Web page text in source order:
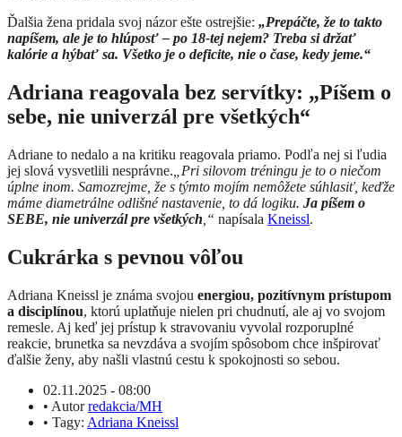
Ďalšia žena pridala svoj názor ešte ostrejšie: „Prepáčte, že to takto
napíšem, ale je to hlúposť – po 18-tej nejem? Treba si držať
kalórie a hýbať sa. Všetko je o deficite, nie o čase, kedy jeme.“
Adriana reagovala bez servítky: „Píšem o
sebe, nie univerzál pre všetkých“
Adriane to nedalo a na kritiku reagovala priamo. Podľa nej si ľudia
jej slová vysvetlili nesprávne. „Pri silovom tréningu je to o niečom
úplne inom. Samozrejme, že s týmto mojím nemôžete súhlasiť, keďže
máme diametrálne odlišné nastavenie, to dá logiku. Ja píšem o
SEBE, nie univerzál pre všetkých ,“ napísala Kneissl.
Cukrárka s pevnou vôľou
Adriana Kneissl je známa svojou energiou, pozitívnym prístupom
a disciplínou, ktorú uplatňuje nielen pri chudnutí, ale aj vo svojom
remesle. Aj keď jej prístup k stravovaniu vyvolal rozporuplné
reakcie, brunetka sa nevzdáva a svojím spôsobom chce inšpirovať
ďalšie ženy, aby našli vlastnú cestu k spokojnosti so sebou.
02.11.2025 - 08:00
• Autorredakcia/MH
• Tagy: Adriana Kneissl